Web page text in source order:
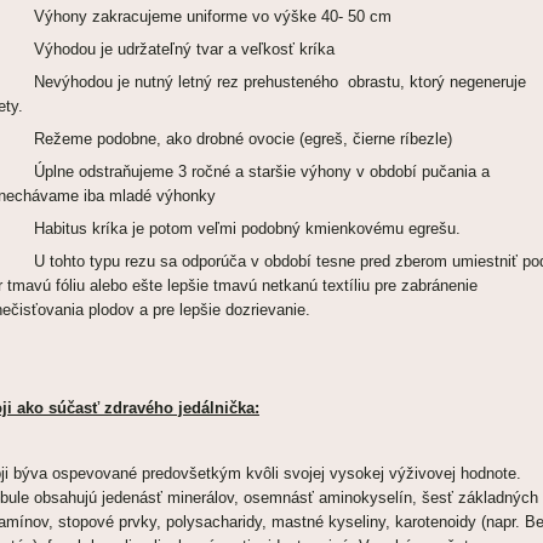
zakracujeme uniforme vo výške 40- 50 cm
je udržateľný tvar a veľkosť kríka
je nutný letný rez prehusteného obrastu, ktorý negeneruje
podobne, ako drobné ovocie (egreš, čierne ríbezle)
odstraňujeme 3 ročné a staršie výhony v období pučania a
iba mladé výhonky
kríka je potom veľmi podobný kmienkovému egrešu.
tohto typu rezu sa odporúča v období tesne pred zberom umiestniť
tmavú fóliu alebo ešte lepšie tmavú netkanú textíliu pre
plodov a pre lepšie dozrievanie.
ako súčasť zdravého jedálnička:
býva ospevované predovšetkým kvôli svojej vysokej výživovej hodnote.
obsahujú jedenásť minerálov, osemnásť aminokyselín, šesť základných
stopové prvky, polysacharidy, mastné kyseliny, karotenoidy (napr.